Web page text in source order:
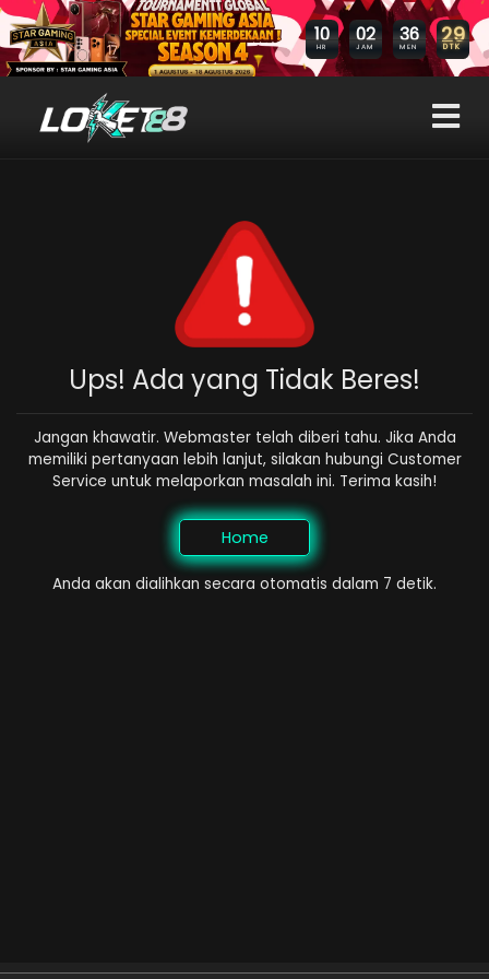
10
HR
02
JAM
36
MEN 29
DTK
Ups! Ada yang Tidak Beres!
Jangan khawatir. Webmaster telah diberi tahu. Jika Anda
memiliki pertanyaan lebih lanjut, silakan hubungi Customer
Service untuk melaporkan masalah ini. Terima kasih!
Home
Anda akan dialihkan secara otomatis dalam 7 detik.